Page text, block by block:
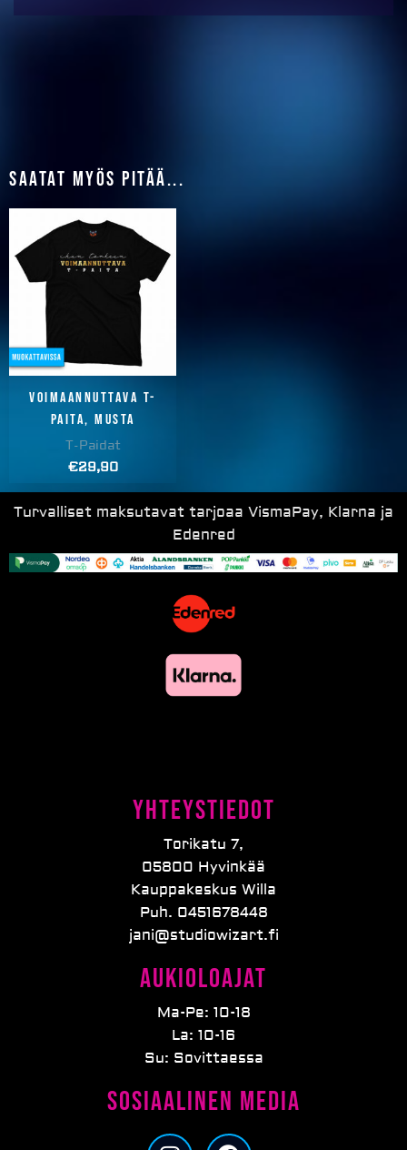
Saatat myös pitää...
Voimaannuttava T-
paita, musta
T-Paidat
€29,90
Turvalliset maksutavat tarjoaa VismaPay, Klarna ja
Edenred
Yhteystiedot
Torikatu 7,
05800 Hyvinkää
Kauppakeskus Willa
Puh. 0451678448
jani@studiowizart.fi
Aukioloajat
Ma-Pe: 10-18
La: 10-16
Su: Sovittaessa
Sosiaalinen media
I F